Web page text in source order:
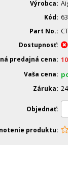
Výrobca
Kód
Part No.
Dostupnosť
predajná cena
Vaša cena
Záruka
Objednať
produktu